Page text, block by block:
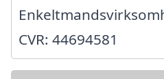
CVR: 44694581